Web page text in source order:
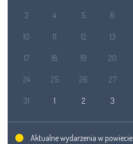
3 4 5 6
10 11 12 13
17 18 19 20
24 25 26 27
31 1 2 3
Aktualne wydarzenia w powiecie